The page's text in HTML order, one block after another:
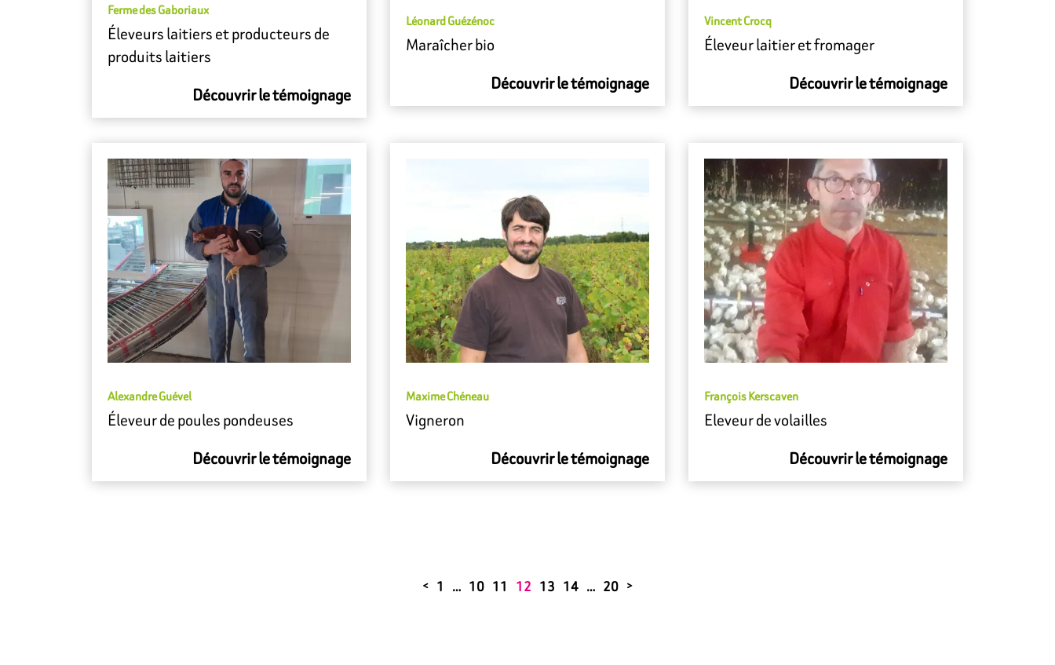
Ferme des Gaboriaux
Éleveurs laitiers et producteurs de
produits laitiers
Découvrir le témoignage
Léonard Guézénoc
Maraîcher bio
Découvrir le témoignage
Vincent Crocq
Éleveur laitier et fromager
Découvrir le témoignage
Alexandre Guével
Éleveur de poules pondeuses
Découvrir le témoignage
Maxime Chéneau
Vigneron
Découvrir le témoignage
François Kerscaven
Eleveur de volailles
Découvrir le témoignage
< 1 … 10 11 12 13 14 … 20 >